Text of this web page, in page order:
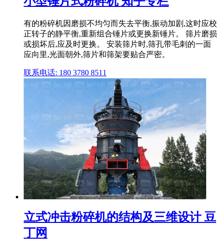
有的粉碎机因磨损不均匀而失去平衡,振动加剧,这时应校
正转子的静平衡,重新组合锤片或更换新锤片。 筛片磨损
或损坏后,应及时更换。 安装筛片时,筛孔带毛刺的一面
应向里,光面朝外,筛片和筛架要贴合严密。
联系电话: 180 3780 8511
立式冲击粉碎机的结构及三维设计 豆
丁网